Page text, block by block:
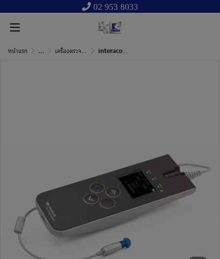
02 953 8033
หน้าแรก ... เครื่องตรวจการสะท้อนกลับของเซลล์หูชั้นใน interacoustics OtoRead